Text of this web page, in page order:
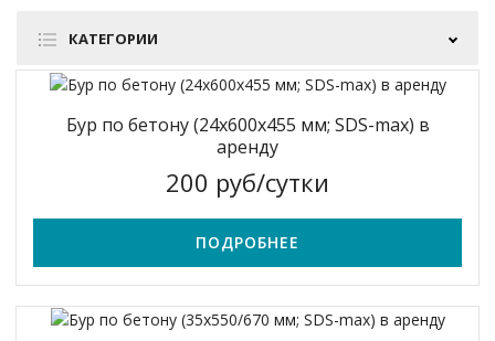
КАТЕГОРИИ
Бур по бетону (24x600х455 мм; SDS-max) в
аренду
200 руб/сутки
ПОДРОБНЕЕ